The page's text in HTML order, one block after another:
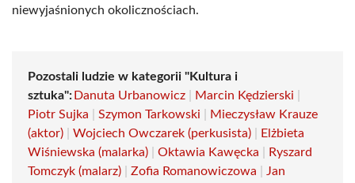
niewyjaśnionych okolicznościach.
Pozostali ludzie w kategorii "Kultura i
sztuka": Danuta Urbanowicz Marcin Kędzierski
Piotr Sujka
Szymon Tarkowski
Mieczysław Krauze
(aktor)
Wojciech Owczarek (perkusista)
Elżbieta
Wiśniewska (malarka)
Oktawia Kawęcka
Ryszard
Tomczyk (malarz)
Zofia Romanowiczowa
Jan